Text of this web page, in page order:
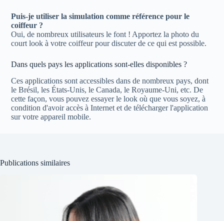
Puis-je utiliser la simulation comme référence pour le
coiffeur ?
Oui, de nombreux utilisateurs le font ! Apportez la photo du
court look à votre coiffeur pour discuter de ce qui est possible.
Dans quels pays les applications sont-elles disponibles ?
Ces applications sont accessibles dans de nombreux pays, dont
le Brésil, les États-Unis, le Canada, le Royaume-Uni, etc. De
cette façon, vous pouvez essayer le look où que vous soyez, à
condition d'avoir accès à Internet et de télécharger l'application
sur votre appareil mobile.
Publications similaires